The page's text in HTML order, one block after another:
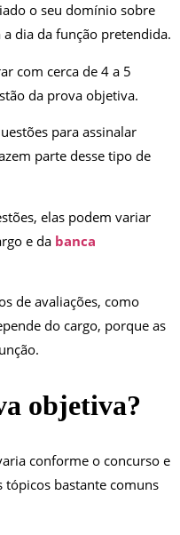
o seu domínio sobre
dia da função pretendida.
com cerca de 4 a 5
da prova objetiva.
para assinalar
parte desse tipo de
elas podem variar
e da banca
de avaliações, como
do cargo, porque as
objetiva?
conforme o concurso e
tópicos bastante comuns